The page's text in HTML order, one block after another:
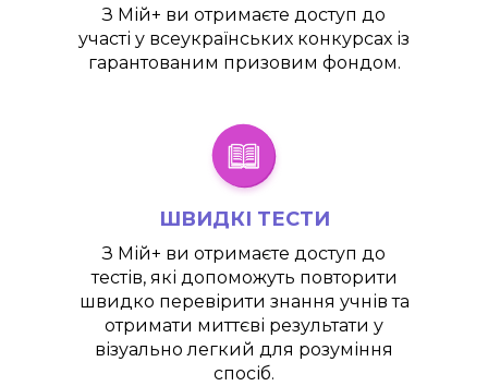
З Мій+ ви отримаєте доступ до
участі у всеукраїнських конкурсах із
гарантованим призовим фондом.
ШВИДКІ ТЕСТИ
З Мій+ ви отримаєте доступ до
тестів, які допоможуть повторити
швидко перевірити знання учнів та
отримати миттєві результати у
візуально легкий для розуміння
спосіб.